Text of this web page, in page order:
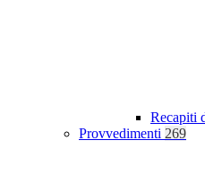
Recapiti
Provvedimenti 269